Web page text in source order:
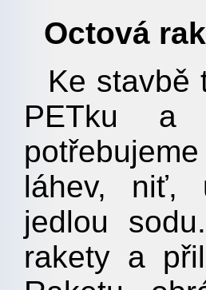
Octová
Ke stavbě
PETku a
láhev, niť,
jedlou
rakety a